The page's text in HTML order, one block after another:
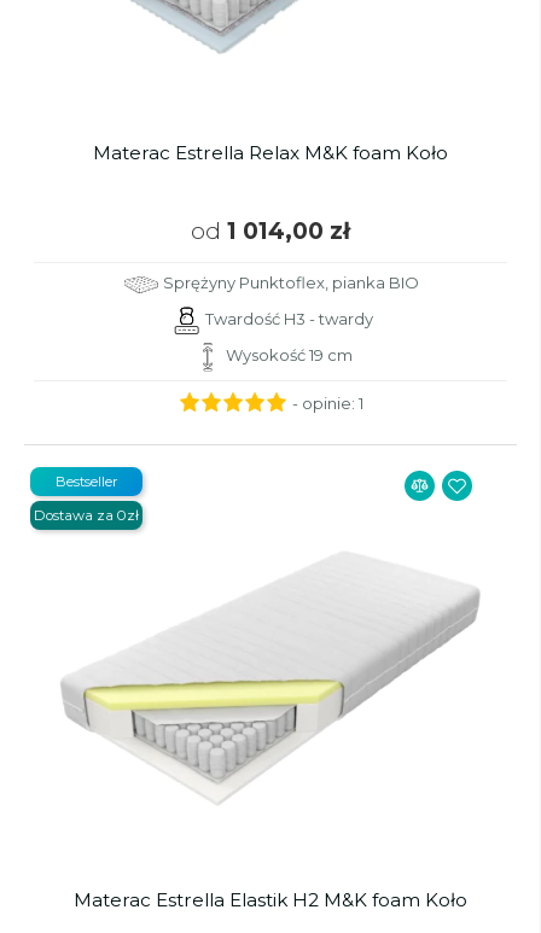
Materac Estrella Relax M&K foam Koło
od 1 014,00 zł
Sprężyny Punktoflex, pianka BIO
Twardość H3 - twardy
Wysokość 19 cm
- opinie: 1
Materac Estrella Elastik H2 M&K foam Koło
Bestseller
Dostawa za 0zł